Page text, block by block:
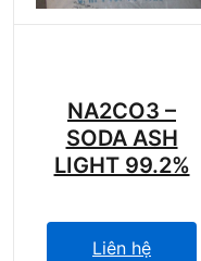
NA2CO3 –
SODA ASH
LIGHT 99.2%
Liên hệ